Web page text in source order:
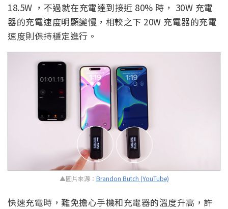
18.5W ，不過就在充電達到接近 80% 時， 30W 充電
器的充電速度明顯變慢，相較之下 20W 充電器的充電
速度則保持穩定進行。
▲圖片來源： Brandon Butch (YouTube)
快速充電時，難免擔心手機和充電器的溫度升高，許